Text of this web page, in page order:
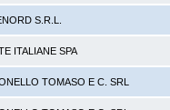
S.R.L.
ITALIANE SPA
TOMASO E C. SRL